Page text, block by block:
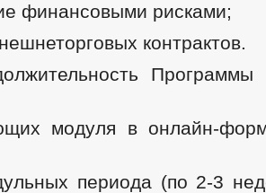
финансовыми рисками;
контрактов.
модуля в онлайн-
периода (по 2-3